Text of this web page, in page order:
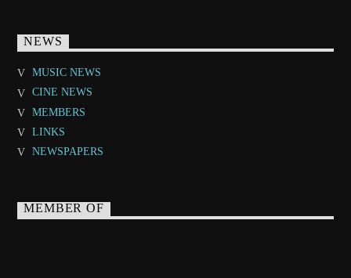
NEWS
MUSIC NEWS
CINE NEWS
MEMBERS
LINKS
NEWSPAPERS
MEMBER OF